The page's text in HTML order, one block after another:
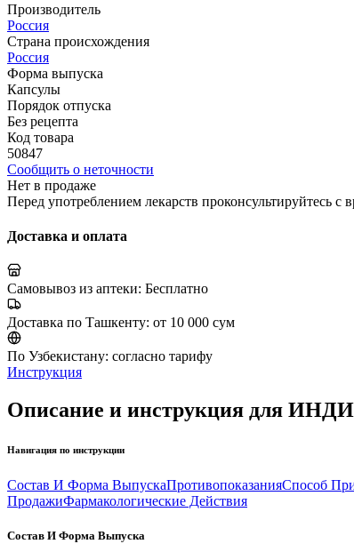
Производитель
Россия
Страна происхождения
Россия
Форма выпуска
Капсулы
Порядок отпуска
Без рецепта
Код товара
50847
Сообщить о неточности
Нет в продаже
Перед употреблением лекарств проконсультируйтесь с
Доставка и оплата
Самовывоз из аптеки: Бесплатно
Доставка по Ташкенту: от 10 000 сум
По Узбекистану: согласно тарифу
Инструкция
Описание и инструкция для
Навигация по инструкции
Состав И Форма ВыпускаПротивопоказанияСпособ
ПродажиФармакологические Действия
Состав И Форма Выпуска